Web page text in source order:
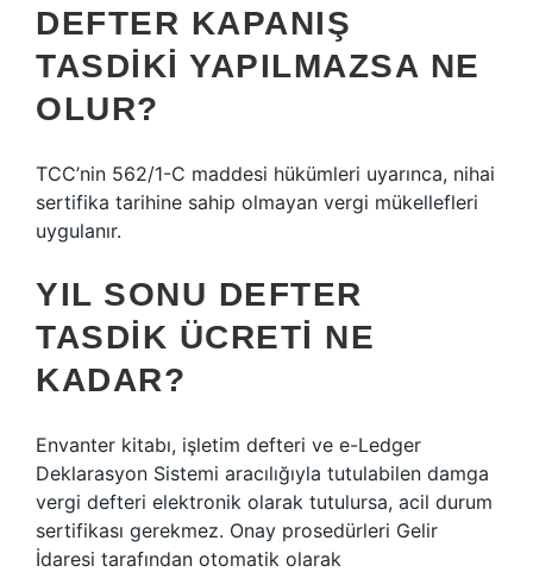
DEFTER KAPANIŞ
TASDIKI YAPILMAZSA NE
OLUR?
TCC’nin 562/1-C maddesi hükümleri uyarınca, nihai
sertifika tarihine sahip olmayan vergi mükellefleri
uygulanır.
YIL SONU DEFTER
TASDIK ÜCRETI NE
KADAR?
Envanter kitabı, işletim defteri ve e-Ledger
Deklarasyon Sistemi aracılığıyla tutulabilen damga
vergi defteri elektronik olarak tutulursa, acil durum
sertifikası gerekmez. Onay prosedürleri Gelir
İdaresi tarafından otomatik olarak